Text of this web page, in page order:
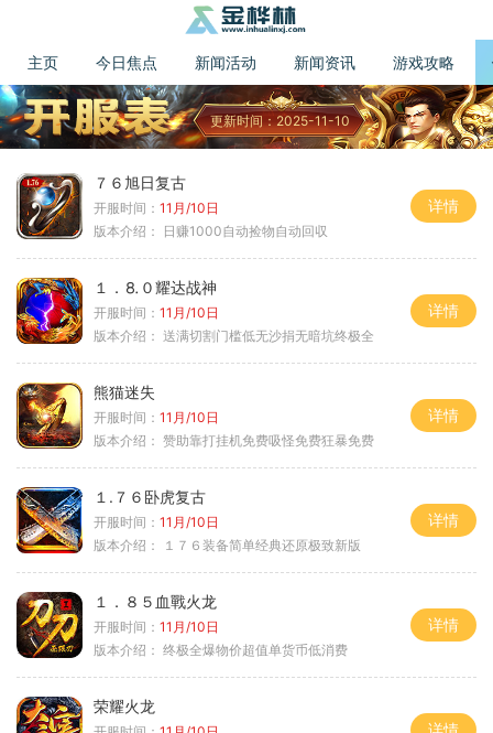
主页 今日焦点 新闻活动 新闻资讯 游戏攻略
更新时间：2025-11-10
７６旭日复古
开服时间： 11月/10日
版本介绍：
日赚1000自动捡物自动回収
详情
１．⒏０耀达战神
开服时间： 11月/10日
版本介绍： 送满切割门槛低无沙捐无暗坑终极全
详情
熊猫迷失
开服时间： 11月/10日
版本介绍： 赞助靠打挂机免费吸怪免费狂暴免费
详情
１.７６卧虎复古
开服时间： 11月/10日
版本介绍：
１７６装备简单经典还原极致新版
详情
１．８５血戰火龙
开服时间： 11月/10日
版本介绍： 终极全爆物价超值单货币低消费
详情
荣耀火龙